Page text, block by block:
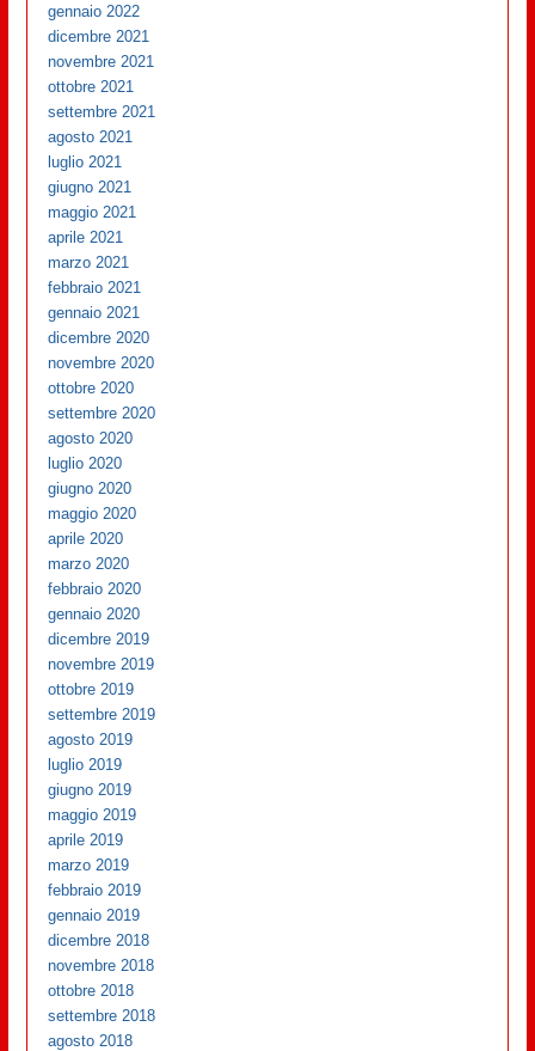
gennaio 2022
dicembre 2021
novembre 2021
ottobre 2021
settembre 2021
agosto 2021
luglio 2021
giugno 2021
maggio 2021
aprile 2021
marzo 2021
febbraio 2021
gennaio 2021
dicembre 2020
novembre 2020
ottobre 2020
settembre 2020
agosto 2020
luglio 2020
giugno 2020
maggio 2020
aprile 2020
marzo 2020
febbraio 2020
gennaio 2020
dicembre 2019
novembre 2019
ottobre 2019
settembre 2019
agosto 2019
luglio 2019
giugno 2019
maggio 2019
aprile 2019
marzo 2019
febbraio 2019
gennaio 2019
dicembre 2018
novembre 2018
ottobre 2018
settembre 2018
agosto 2018